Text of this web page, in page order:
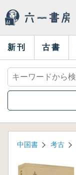
新刊 古書
中国書 考古